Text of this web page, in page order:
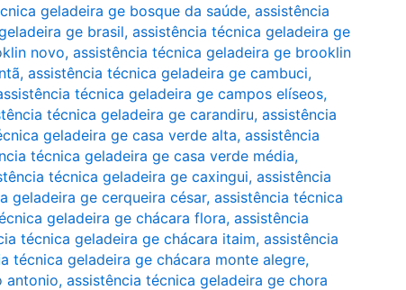
geladeira ge bosque da saúde, assistência
ge brasil, assistência técnica geladeira ge
novo, assistência técnica geladeira ge brooklin
, assistência técnica geladeira ge cambuci,
técnica geladeira ge campos elíseos,
técnica geladeira ge carandiru, assistência
geladeira ge casa verde alta, assistência
técnica geladeira ge casa verde média,
técnica geladeira ge caxingui, assistência
geladeira ge cerqueira césar, assistência técnica
geladeira ge chácara flora, assistência
técnica geladeira ge chácara itaim, assistência
técnica geladeira ge chácara monte alegre,
antonio, assistência técnica geladeira ge chora